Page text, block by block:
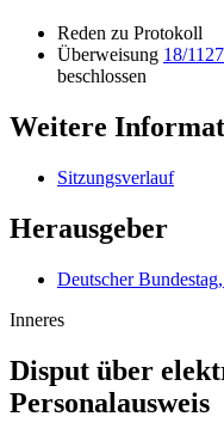
Reden zu Protokoll
Überweisung 18/
beschlossen
Weitere
Sitzungsverlauf
Herausgeber
Deutscher
Inneres
Disput über
Personalausweis